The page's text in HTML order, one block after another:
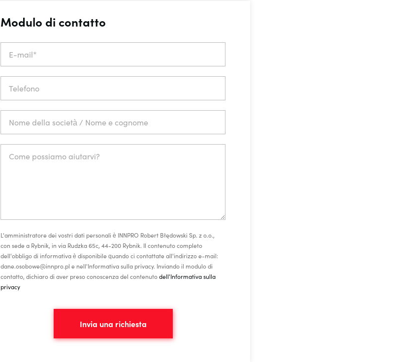
Modulo di contatto
L'amministratore dei vostri dati personali è INNPRO Robert Błędowski Sp. z o.o.,
con sede a Rybnik, in via Rudzka 65c, 44-200 Rybnik. Il contenuto completo
dell'obbligo di informativa è disponibile quando ci contattate all'indirizzo e-mail:
dane.osobowe@innpro.pl e nell'Informativa sulla privacy. Inviando il modulo di
contatto, dichiaro di aver preso conoscenza del contenutodell'Informativa sulla
privacy
Invia una richiesta